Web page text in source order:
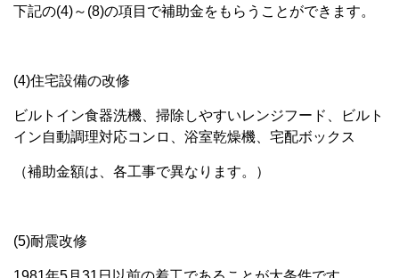
下記の(4)～(8)の項目で補助金をもらうことができます。
(4)住宅設備の改修
ビルトイン食器洗機、掃除しやすいレンジフード、ビルト
イン自動調理対応コンロ、浴室乾燥機、宅配ボックス
（補助金額は、各工事で異なります。）
(5)耐震改修